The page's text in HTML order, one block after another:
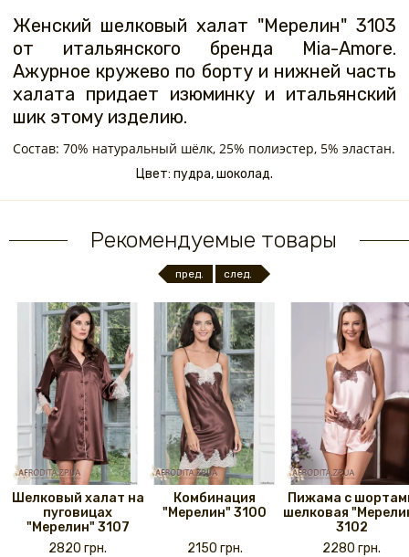
Женский шелковый халат "Мерелин" 3103
от итальянского бренда Mia-Amore.
Ажурное кружево по борту и нижней часть
халата придает изюминку и итальянский
шик этому изделию.
Состав: 70% натуральный шёлк, 25% полиэстер, 5% эластан.
Цвет: пудра, шоколад.
Рекомендуемые товары
пред. след.
Шелковый халат на
пуговицах
"Мерелин" 3107
2820 грн.
Комбинация
"Мерелин" 3100
2150 грн.
Пижама с
шелковая
3102
2280 грн.